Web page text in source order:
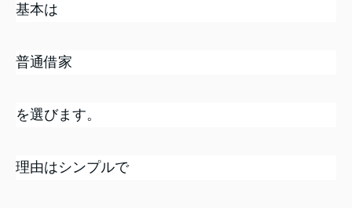
基本は
普通借家
を選びます。
理由はシンプルで